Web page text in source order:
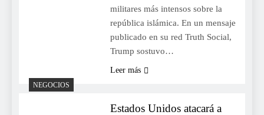
militares más intensos sobre la
república islámica. En un mensaje
publicado en su red Truth Social,
Trump sostuvo…
Leer más
NEGOCIOS
Estados Unidos atacará a